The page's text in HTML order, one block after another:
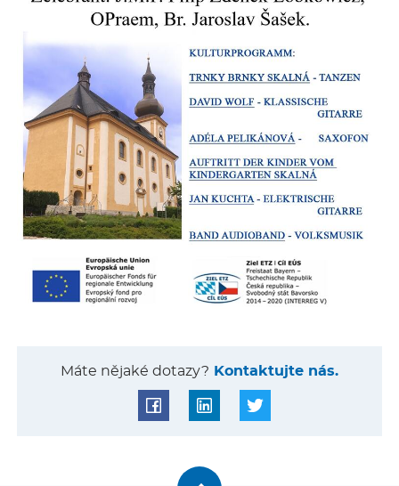
Máte nějaké dotazy? Kontaktujte nás.